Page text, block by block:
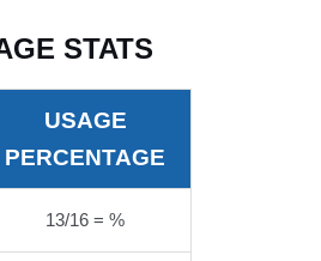
STATS
USAGE
PERCENTAGE
13/16 = %